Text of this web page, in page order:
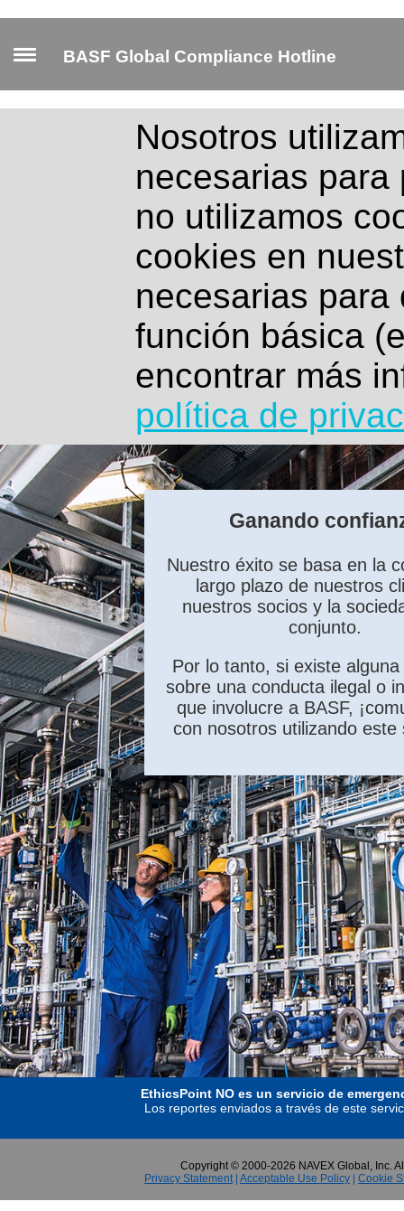
BASF Global Compliance Hotline
Nosotros
necesarias
no utilizamos
cookies en
necesarias para
función básica
encontrar más
política de
Ganando
Nuestro éxito se basa en la
largo plazo de nuestros
nuestros socios y la
conjunto.
Por lo tanto, si existe
sobre una conducta ilegal o
que involucre a BASF,
con nosotros utilizando este
EthicsPoint NO es un servicio de
Los reportes enviados a través de este
Copyright © 2000-2026 NAVEX Global, Inc.
Privacy Statement | Acceptable Use Policy | Cookie